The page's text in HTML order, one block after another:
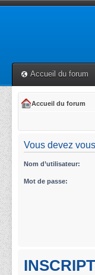
Accueil du forum
Accueil du forum
Vous devez
Nom d’utilisateur:
Mot de passe: